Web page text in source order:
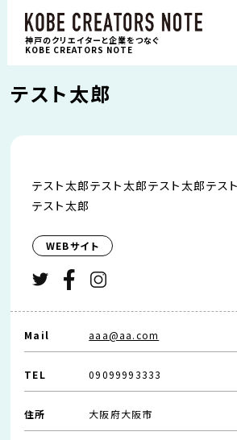
神戸のクリエイターと企業をつなぐ
KOBE CREATORS NOTE
テスト太郎
テスト太郎テスト太郎テスト太郎テス
テスト太郎
WEBサイト
Mail aaa@aa.com
TEL 09099993333
住所 大阪府大阪市